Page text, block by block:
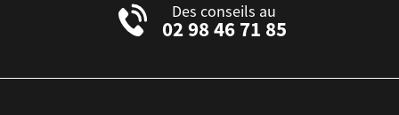
Des conseils au
02 98 46 71 85